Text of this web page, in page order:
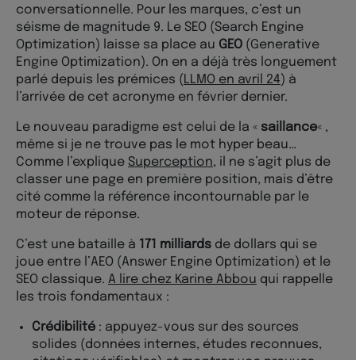
conversationnelle. Pour les marques, c’est un
séisme de magnitude 9. Le SEO (Search Engine
Optimization) laisse sa place au GEO (Generative
Engine Optimization). On en a déjà très longuement
parlé depuis les prémices ( LLMO en avril 24) à
l’arrivée de cet acronyme en février dernier.
Le nouveau paradigme est celui de la « saillance« ,
même si je ne trouve pas le mot hyper beau…
Comme l’explique Superception, il ne s’agit plus de
classer une page en première position, mais d’être
cité comme la référence incontournable par le
moteur de réponse.
C’est une bataille à 171 milliards de dollars qui se
joue entre l’AEO (Answer Engine Optimization) et le
SEO classique. A lire chez Karine Abbou qui rappelle
les trois fondamentaux :
Crédibilité : appuyez-vous sur des sources
solides (données internes, études reconnues,